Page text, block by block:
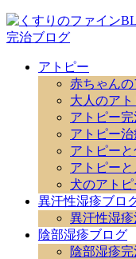
アトピー
赤ちゃん
大人のア
アトピー
アトピー治
アトピー
アトピーと
犬のアトピ
異汗性湿疹ブロ
異汗性湿疹
陰部湿疹ブログ
陰部湿疹